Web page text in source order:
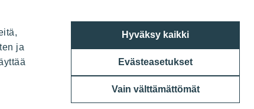
ja
Hyväksy kaikki
Evästeasetukset
Vain välttämättömät
Panuntie 11, PL 36, 00620 Helsinki
020 433 111